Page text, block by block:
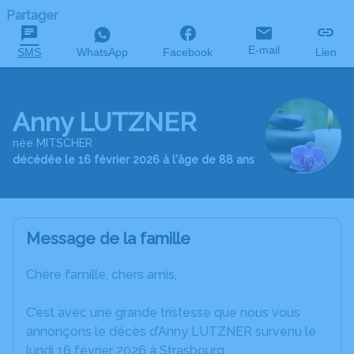
Partager
SMS WhatsApp Facebook E-mail Lien
Anny LUTZNER
née MITSCHER
décédée le 16 février 2026 à l'âge de 88 ans
Message de la famille
Chère famille, chers amis,
C’est avec une grande tristesse que nous vous
annonçons le décès d’Anny LUTZNER survenu le
lundi 16 février 2026 à Strasbourg.